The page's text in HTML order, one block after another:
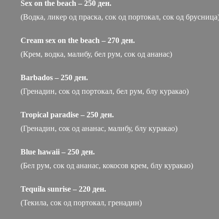
Sex on the beach – 250 ден.
(Водка, ликер од праска, сок од портокал, сок од
Cream sex on the beach – 270 ден.
(Крем, водка, малибу, бел рум, сок од ананас)
Barbados – 250 ден.
(Гренадин, сок од портокал, бел рум, блу куракао)
Tropical paradise – 250 ден.
(Гренадин, сок од ананас, малибу, блу куракао)
Blue hawaii – 250 ден.
(Бел рум, сок од ананас, кокосов крем, блу куракао)
Tequila sunrise – 220 ден.
(Текила, сок од портокал, гренадин)